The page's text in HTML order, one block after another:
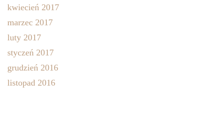
kwiecień 2017
marzec 2017
luty 2017
styczeń 2017
grudzień 2016
listopad 2016